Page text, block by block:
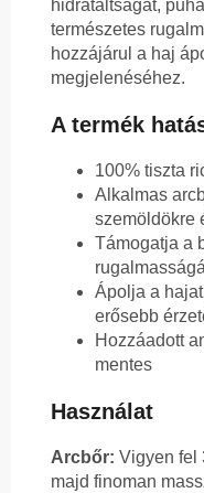
hidratáltságát,
természetes
hozzájárul a haj
megjelenéséhez.
A termék
100% tiszta
Alkalmas
szemöldökre
Támogatja a
Ápolja a
erősebb
Hozzáadott
mentes
Használat
Arcbőr: Vigyen fel
majd finoman